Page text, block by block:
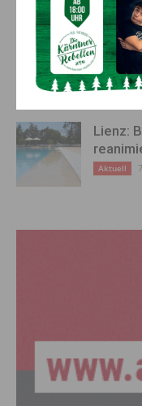
Aktuell
Aktuell
Lienz:
Aktuell